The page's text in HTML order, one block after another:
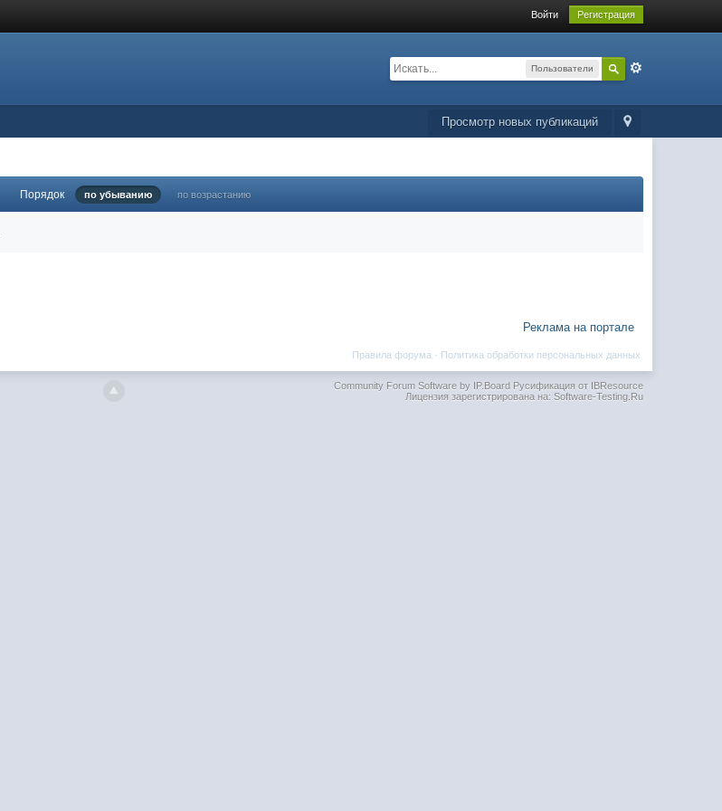
Войти Регистрация
Пользователи
Просмотр новых публикаций
Порядок по убыванию по возрастанию
Реклама на портале
Политика обработки персональных данных
Правила форума ·
Community Forum Software by IP.BoardРусификация от IBResource
Лицензия зарегистрирована на: Software-Testing.Ru